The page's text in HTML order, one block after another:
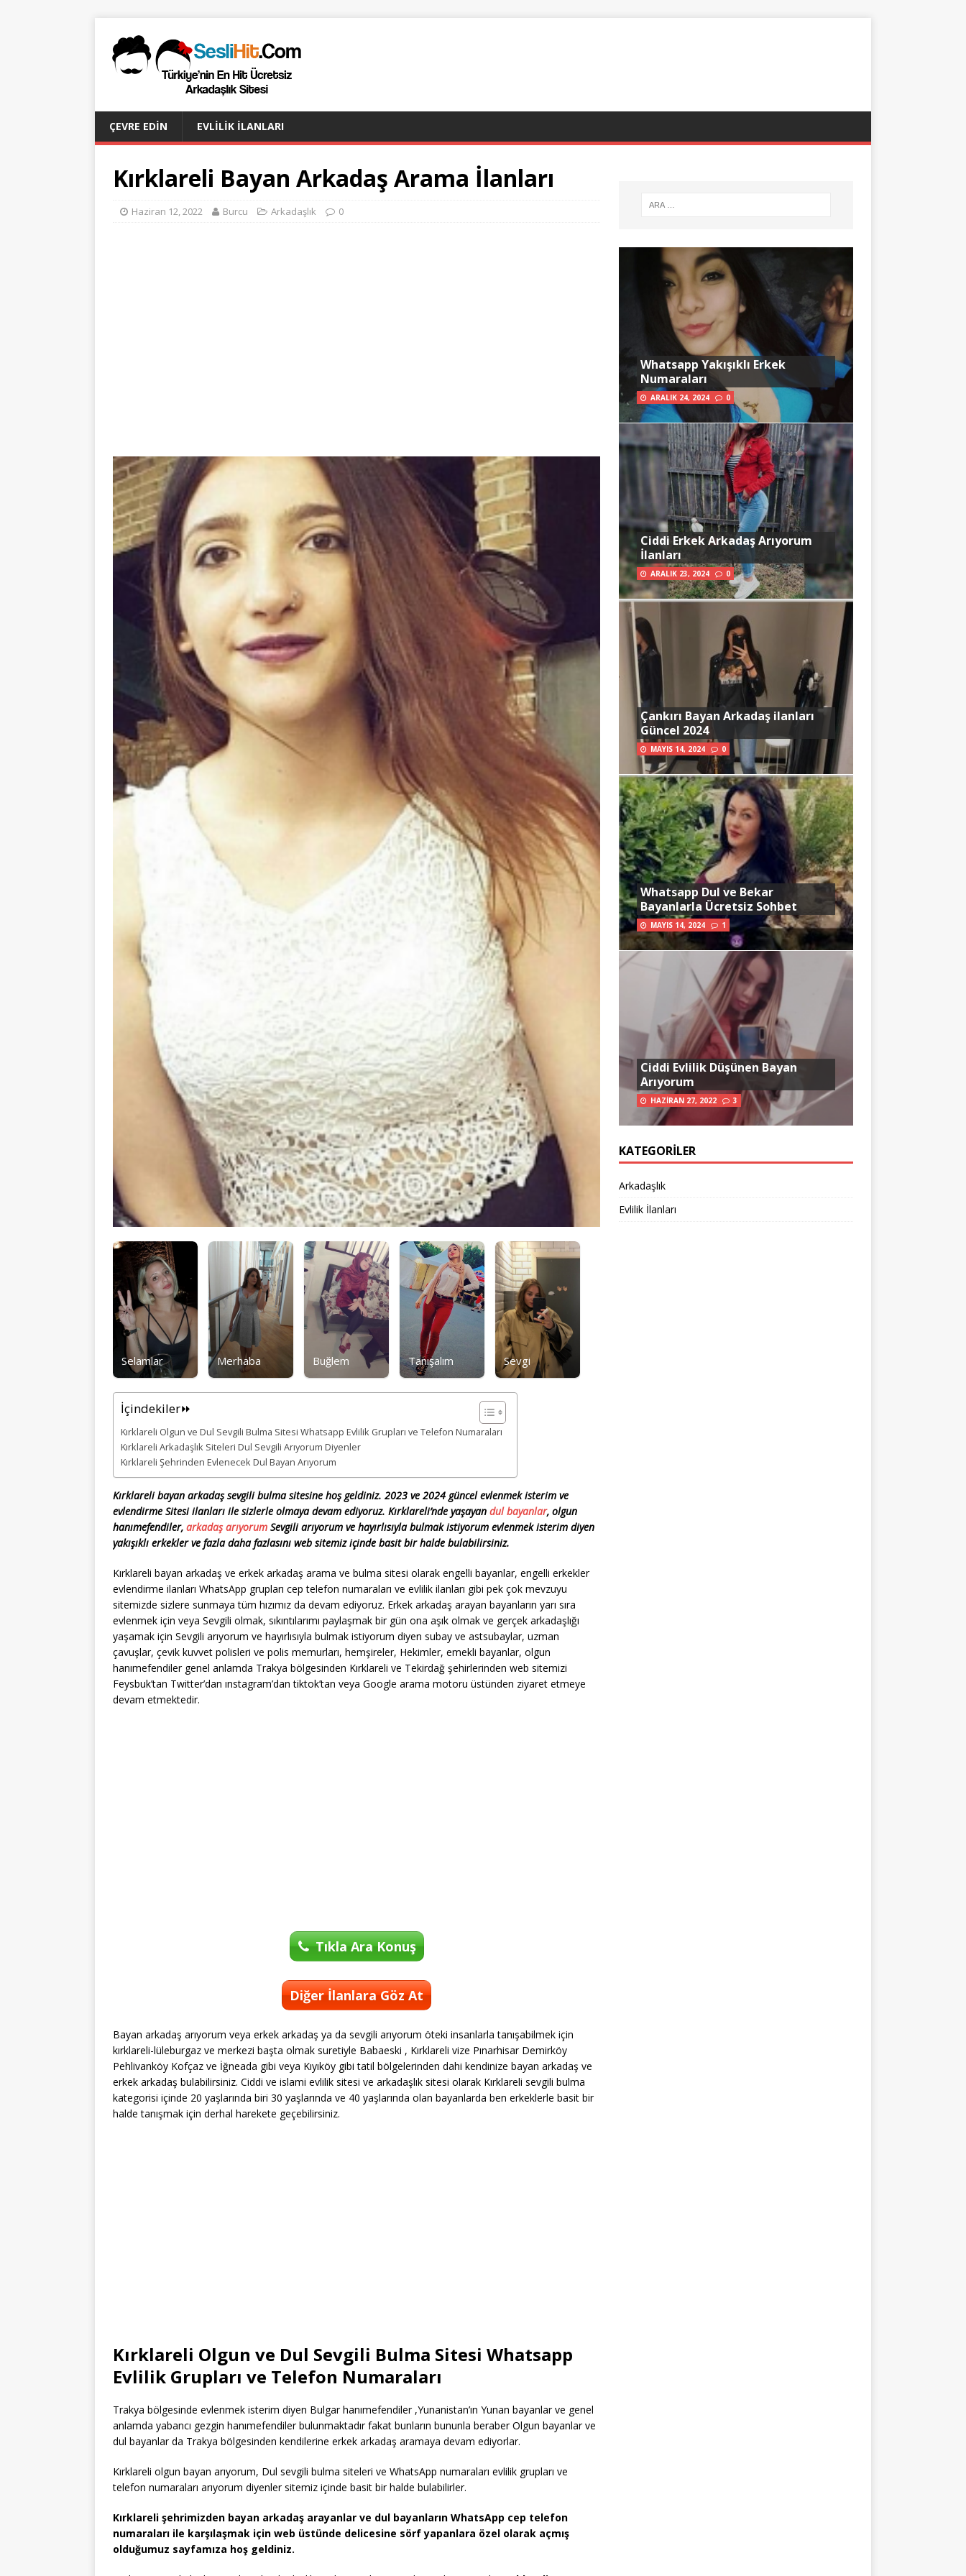
ÇEVRE EDIN EVLILIK İLANLARI
Kırklareli Bayan Arkadaş Arama İlanları
Haziran 12, 2022 Burcu Arkadaşlık 0
Selamlar Merhaba Buğlem Tanışalım Sevgi
İçindekiler⏩
Kırklareli Olgun ve Dul Sevgili Bulma Sitesi Whatsapp Evlilik Grupları ve Telefon Numaraları
Kırklareli Arkadaşlık Siteleri Dul Sevgili Arıyorum Diyenler
Kırklareli Şehrinden Evlenecek Dul Bayan Arıyorum
Kırklareli bayan arkadaş sevgili bulma sitesine hoş geldiniz. 2023 ve 2024 güncel evlenmek isterim ve
evlendirme Sitesi ilanları ile sizlerle olmaya devam ediyoruz. Kırklareli’nde yaşayan dul bayanlar, olgun
hanımefendiler, arkadaş arıyorum Sevgili arıyorum ve hayırlısıyla bulmak istiyorum evlenmek isterim diyen
yakışıklı erkekler ve fazla daha fazlasını web sitemiz içinde basit bir halde bulabilirsiniz.
Kırklareli bayan arkadaş ve erkek arkadaş arama ve bulma sitesi olarak engelli bayanlar, engelli erkekler
evlendirme ilanları WhatsApp grupları cep telefon numaraları ve evlilik ilanları gibi pek çok mevzuyu
sitemizde sizlere sunmaya tüm hızımız da devam ediyoruz. Erkek arkadaş arayan bayanların yarı sıra
evlenmek için veya Sevgili olmak, sıkıntılarımı paylaşmak bir gün ona aşık olmak ve gerçek arkadaşlığı
yaşamak için Sevgili arıyorum ve hayırlısıyla bulmak istiyorum diyen subay ve astsubaylar, uzman
çavuşlar, çevik kuvvet polisleri ve polis memurları, hemşireler, Hekimler, emekli bayanlar, olgun
hanımefendiler genel anlamda Trakya bölgesinden Kırklareli ve Tekirdağ şehirlerinden web sitemizi
Feysbuk’tan Twitter’dan ınstagram’dan tiktok’tan veya Google arama motoru üstünden ziyaret etmeye
devam etmektedir.
Tıkla Ara Konuş
Diğer İlanlara Göz At
Bayan arkadaş arıyorum veya erkek arkadaş ya da sevgili arıyorum öteki insanlarla tanışabilmek için
kırklareli-lüleburgaz ve merkezi başta olmak suretiyle Babaeski , Kırklareli vize Pınarhisar Demirköy
Pehlivanköy Kofçaz ve İğneada gibi veya Kıyıköy gibi tatil bölgelerinden dahi kendinize bayan arkadaş ve
erkek arkadaş bulabilirsiniz. Ciddi ve islami evlilik sitesi ve arkadaşlık sitesi olarak Kırklareli sevgili bulma
kategorisi içinde 20 yaşlarında biri 30 yaşlarında ve 40 yaşlarında olan bayanlarda ben erkeklerle basit bir
halde tanışmak için derhal harekete geçebilirsiniz.
Kırklareli Olgun ve Dul Sevgili Bulma Sitesi Whatsapp
Evlilik Grupları ve Telefon Numaraları
Trakya bölgesinde evlenmek isterim diyen Bulgar hanımefendiler ,Yunanistan’ın Yunan bayanlar ve genel
anlamda yabancı gezgin hanımefendiler bulunmaktadır fakat bunların bununla beraber Olgun bayanlar ve
dul bayanlar da Trakya bölgesinden kendilerine erkek arkadaş aramaya devam ediyorlar.
Kırklareli olgun bayan arıyorum, Dul sevgili bulma siteleri ve WhatsApp numaraları evlilik grupları ve
telefon numaraları arıyorum diyenler sitemiz içinde basit bir halde bulabilirler.
Kırklareli şehrimizden bayan arkadaş arayanlar ve dul bayanların WhatsApp cep telefon
numaraları ile karşılaşmak için web üstünde delicesine sörf yapanlara özel olarak açmış
olduğumuz sayfamıza hoş geldiniz.
Whatsapp Yakışıklı Erkek
Numaraları
ARALIK 24, 2024 0
Ciddi Erkek Arkadaş Arıyorum
İlanları
ARALIK 23, 2024 0
Çankırı Bayan Arkadaş ilanları
Güncel 2024
MAYIS 14, 2024 0
Whatsapp Dul ve Bekar
Bayanlarla Ücretsiz Sohbet
MAYIS 14, 2024 1
Ciddi Evlilik Düşünen Bayan
Arıyorum
HAZIRAN 27, 2022 3
KATEGORILER
Arkadaşlık
Evlilik İlanları